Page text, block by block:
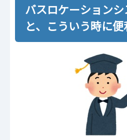
バスロケーション
と、こういう時に便